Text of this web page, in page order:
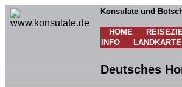
Konsulate und
HOME
INFO
LANDKARTE
Deutsches